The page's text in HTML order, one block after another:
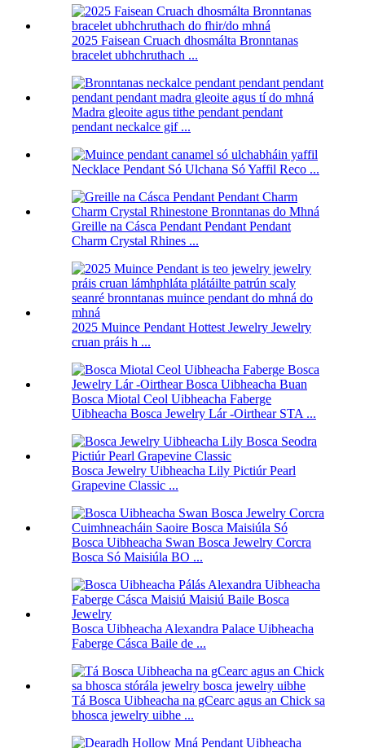
2025 Faisean Cruach dhosmálta Bronntanas
bracelet ubhchruthach ...
Madra gleoite agus tithe pendant pendant
pendant neckalce gif ...
Necklace Pendant Só Ulchana Só Yaffil Reco ...
Greille na Cásca Pendant Pendant Pendant
Charm Crystal Rhines ...
2025 Muince Pendant Hottest Jewelry Jewelry
cruan práis h ...
Bosca Miotal Ceol Uibheacha Faberge
Uibheacha Bosca Jewelry Lár -Oirthear STA ...
Bosca Jewelry Uibheacha Lily Pictiúr Pearl
Grapevine Classic ...
Bosca Uibheacha Swan Bosca Jewelry Corcra
Bosca Só Maisiúla BO ...
Bosca Uibheacha Alexandra Palace Uibheacha
Faberge Cásca Baile de ...
Tá Bosca Uibheacha na gCearc agus an Chick sa
bhosca jewelry uibhe ...